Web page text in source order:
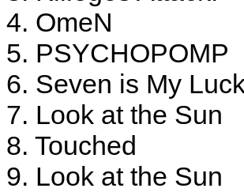
4. OmeN
5. PSYCHOPOMP
6. Seven is My
7. Look at the Sun
8. Touched
9. Look at the Sun